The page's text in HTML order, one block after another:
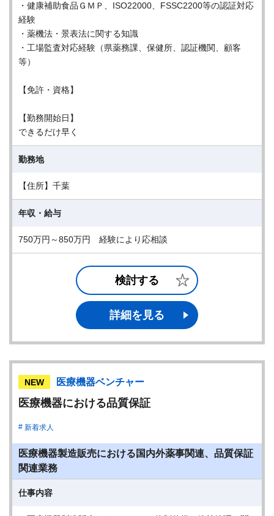
・健康補助食品ＧＭＰ、ISO22000、FSSC2200等の認証対応
経験
・薬機法・景表法に関する知識
・工場監査対応経験（県薬務課、保健所、認証機関、顧客
等）
【免許・資格】
【勤務開始日】
できるだけ早く
勤務地
【住所】千葉
年収・給与
750万円～850万円 経験により応相談
検討する
詳細を見る
NEW 医療機器ベンチャー
医療機器における品質保証
新着求人
医療機器製造販売における国内外薬事関連、品質保証
関連業務
仕事内容